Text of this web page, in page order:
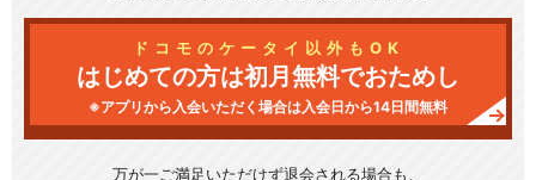
ドコモのケータイ以外もOK
はじめての方は初月無料でおためし
※アプリから入会いただく場合は入会日から14日間無料
万が一ご満足いただけず退会される場合も、